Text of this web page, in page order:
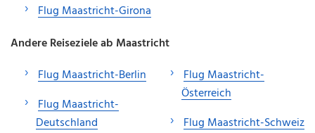
Flug Maastricht-Girona
Andere Reiseziele ab Maastricht
Flug Maastricht-Berlin
Flug Maastricht-
Deutschland
Flug Maastricht-
Österreich
Flug Maastricht-Schweiz